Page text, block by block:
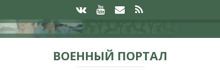
ВОЕННЫЙ ПОРТАЛ